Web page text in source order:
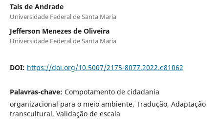
Tais de Andrade
Universidade Federal de Santa Maria
Jefferson Menezes de Oliveira
Universidade Federal de Santa Maria
DOI: https://doi.org/10.5007/2175-8077.2022.e81062
Palavras-chave: Compotamento de cidadania
organizacional para o meio ambiente, Tradução, Adaptação
transcultural, Validação de escala